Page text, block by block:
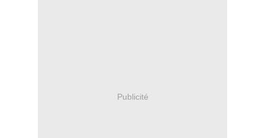
Publicité